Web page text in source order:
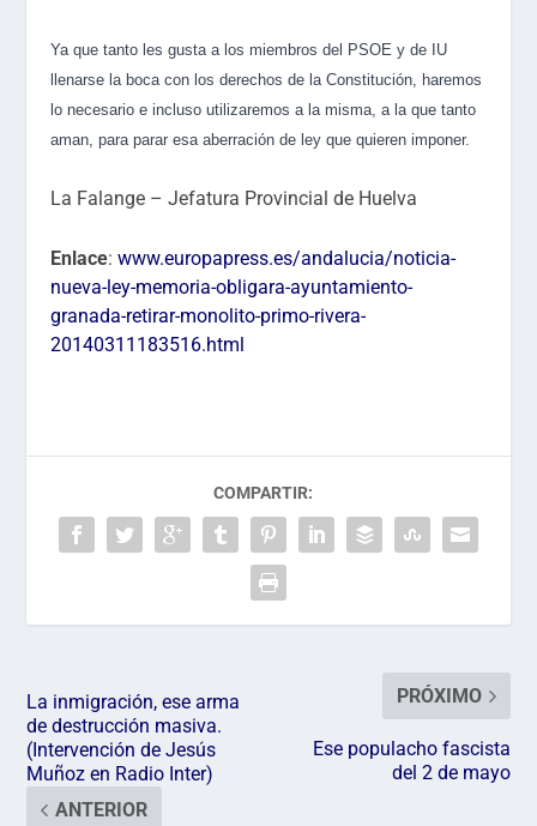
Ya que tanto les gusta a los miembros del PSOE y de IU
llenarse la boca con los derechos de la Constitución, haremos
lo necesario e incluso utilizaremos a la misma, a la que tanto
aman, para parar esa aberración de ley que quieren imponer.
La Falange – Jefatura Provincial de Huelva
Enlace:www.europapress.es/andalucia/noticia-
nueva-ley-memoria-obligara-ayuntamiento-
granada-retirar-monolito-primo-rivera-
20140311183516.html
COMPARTIR:
La inmigración, ese arma
de destrucción masiva.
(Intervención de Jesús
Muñoz en Radio Inter)
ANTERIOR
PRÓXIMO
Ese populacho fascista
del 2 de mayo